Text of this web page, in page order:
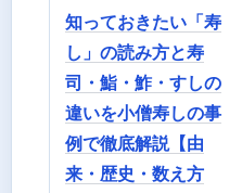
知っておきたい「寿
し」の読み方と寿
司・鮨・鮓・すしの
違いを小僧寿しの事
例で徹底解説【由
来・歴史・数え方